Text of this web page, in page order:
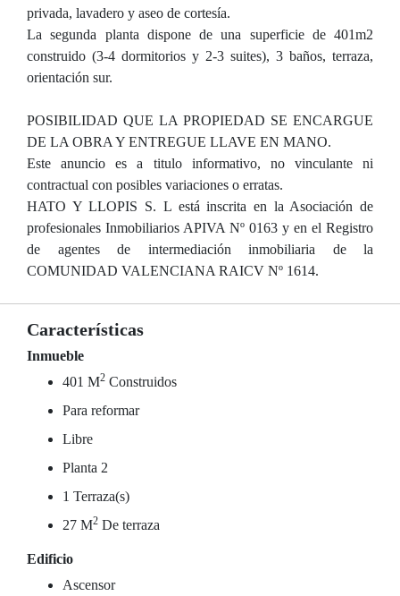
privada, lavadero y aseo de cortesía.
La segunda planta dispone de una superficie de 401m2
construido (3-4 dormitorios y 2-3 suites), 3 baños, terraza,
orientación sur.
POSIBILIDAD QUE LA PROPIEDAD SE ENCARGUE
DE LA OBRA Y ENTREGUE LLAVE EN MANO.
Este anuncio es a titulo informativo, no vinculante ni
contractual con posibles variaciones o erratas.
HATO Y LLOPIS S. L está inscrita en la Asociación de
profesionales Inmobiliarios APIVA Nº 0163 y en el Registro
de agentes de intermediación inmobiliaria de la
COMUNIDAD VALENCIANA RAICV Nº 1614.
Características
Inmueble
401 M2 Construidos
Para reformar
Libre
Planta 2
1 Terraza(s)
27 M2 De terraza
Edificio
Ascensor